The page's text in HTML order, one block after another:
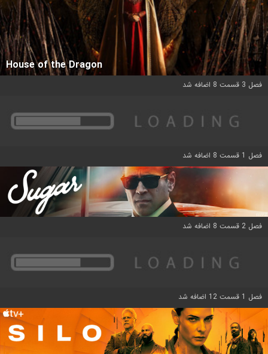
House of the Dragon
فصل 3 قسمت 8 اضافه شد
فصل 1 قسمت 8 اضافه شد
فصل 2 قسمت 8 اضافه شد
فصل 1 قسمت 12 اضافه شد